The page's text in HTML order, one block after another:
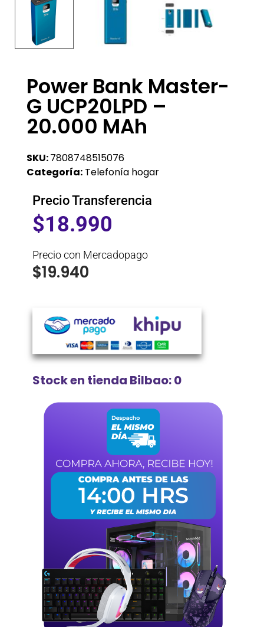
Power Bank Master-
G UCP20LPD –
20.000 MAh
SKU:7808748515076
Categoría: Telefonía hogar
Precio Transferencia
$18.990
Precio con Mercadopago
$19.940
Stock en tienda Bilbao: 0